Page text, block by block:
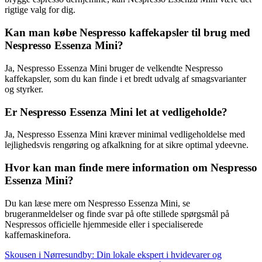
rigtige valg for dig.
Kan man købe Nespresso kaffekapsler til brug med
Nespresso Essenza Mini?
Ja, Nespresso Essenza Mini bruger de velkendte Nespresso
kaffekapsler, som du kan finde i et bredt udvalg af smagsvarianter
og styrker.
Er Nespresso Essenza Mini let at vedligeholde?
Ja, Nespresso Essenza Mini kræver minimal vedligeholdelse med
lejlighedsvis rengøring og afkalkning for at sikre optimal ydeevne.
Hvor kan man finde mere information om Nespresso
Essenza Mini?
Du kan læse mere om Nespresso Essenza Mini, se
brugeranmeldelser og finde svar på ofte stillede spørgsmål på
Nespressos officielle hjemmeside eller i specialiserede
kaffemaskinefora.
Skousen i Nørresundby: Din lokale ekspert i hvidevarer og